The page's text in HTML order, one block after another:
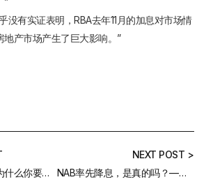
没有实证表明，RBA去年11月的加息对市场情
地产市场产生了巨大影响。”
在澳洲申请房贷，为什么你要谨慎考虑小银行？
NEXT POST >
NAB率先降息，是真的吗？——4月最新房贷利率汇总